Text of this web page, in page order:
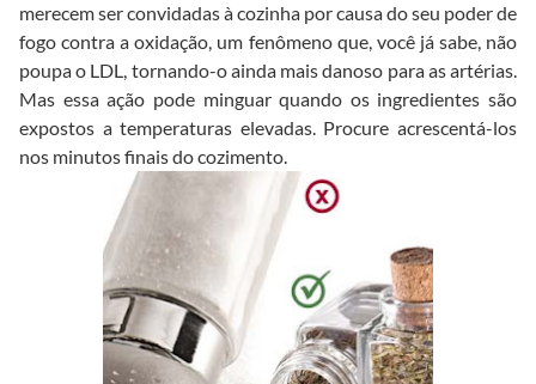
merecem ser convidadas à cozinha por causa do seu poder de
fogo contra a oxidação, um fenômeno que, você já sabe, não
poupa o LDL, tornando-o ainda mais danoso para as artérias.
Mas essa ação pode minguar quando os ingredientes são
expostos a temperaturas elevadas. Procure acrescentá-los
nos minutos finais do cozimento.